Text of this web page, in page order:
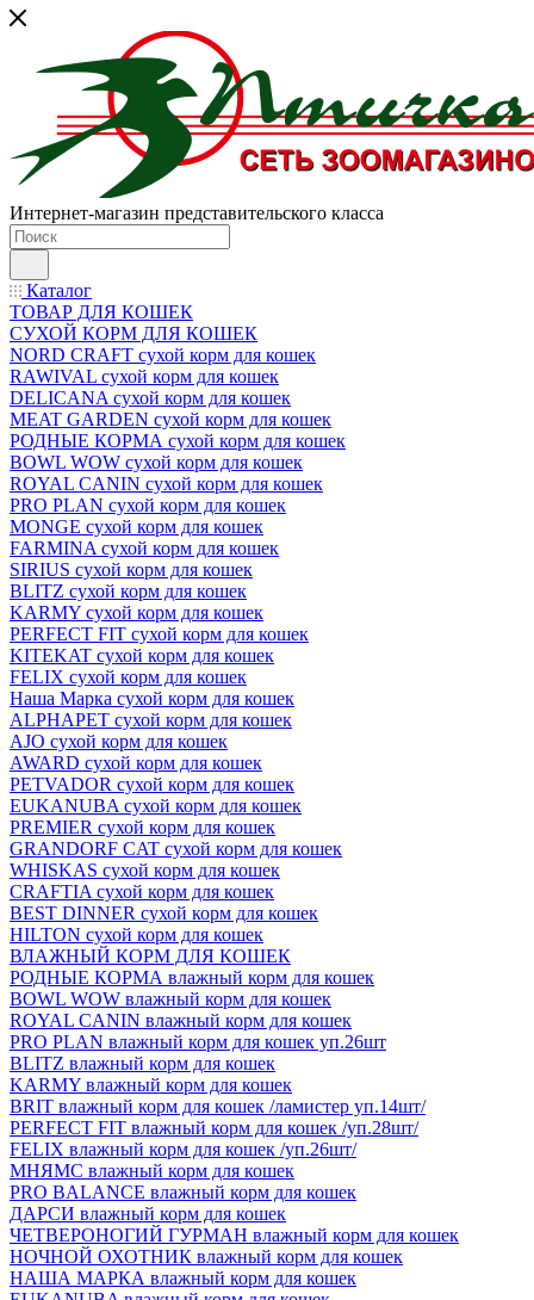
Интернет-магазин представительского класса
Каталог
ТОВАР ДЛЯ КОШЕК
СУХОЙ КОРМ ДЛЯ КОШЕК
NORD CRAFT сухой корм для кошек
RAWIVAL сухой корм для кошек
DELICANA сухой корм для кошек
MEAT GARDEN сухой корм для кошек
РОДНЫЕ КОРМА сухой корм для кошек
BOWL WOW сухой корм для кошек
ROYAL CANIN сухой корм для кошек
PRO PLAN сухой корм для кошек
MONGE сухой корм для кошек
FARMINA сухой корм для кошек
SIRIUS сухой корм для кошек
BLITZ сухой корм для кошек
KARMY сухой корм для кошек
PERFECT FIT сухой корм для кошек
KITEKAT сухой корм для кошек
FELIX сухой корм для кошек
Наша Марка сухой корм для кошек
ALPHAPET сухой корм для кошек
AJO сухой корм для кошек
AWARD сухой корм для кошек
PETVADOR сухой корм для кошек
EUKANUBA сухой корм для кошек
PREMIER сухой корм для кошек
GRANDORF CAT сухой корм для кошек
WHISKAS сухой корм для кошек
CRAFTIA сухой корм для кошек
BEST DINNER сухой корм для кошек
HILTON сухой корм для кошек
ВЛАЖНЫЙ КОРМ ДЛЯ КОШЕК
РОДНЫЕ КОРМА влажный корм для кошек
BOWL WOW влажный корм для кошек
ROYAL CANIN влажный корм для кошек
PRO PLAN влажный корм для кошек уп.26шт
BLITZ влажный корм для кошек
KARMY влажный корм для кошек
BRIT влажный корм для кошек /ламистер уп.14шт/
PERFECT FIT влажный корм для кошек /уп.28шт/
FELIX влажный корм для кошек /уп.26шт/
МНЯМС влажный корм для кошек
PRO BALANCE влажный корм для кошек
ДАРСИ влажный корм для кошек
ЧЕТВЕРОНОГИЙ ГУРМАН влажный корм для кошек
НОЧНОЙ ОХОТНИК влажный корм для кошек
НАША МАРКА влажный корм для кошек